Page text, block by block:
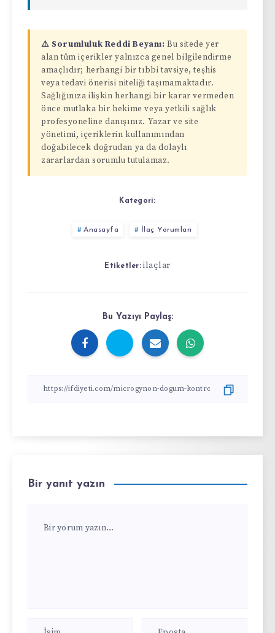
⚠️ Sorumluluk Reddi Beyanı: Bu sitede yer
alan tüm içerikler yalnızca genel bilgilendirme
amaçlıdır; herhangi bir tıbbi tavsiye, teşhis
veya tedavi önerisi niteliği taşımamaktadır.
Sağlığınıza ilişkin herhangi bir karar vermeden
önce mutlaka bir hekime veya yetkili sağlık
profesyoneline danışınız. Yazar ve site
yönetimi, içeriklerin kullanımından
doğabilecek doğrudan ya da dolaylı
zararlardan sorumlu tutulamaz.
Kategori:
Anasayfa İlaç Yorumları
Etiketler: ilaçlar
Bu Yazıyı Paylaş:
Bir yanıt yazın